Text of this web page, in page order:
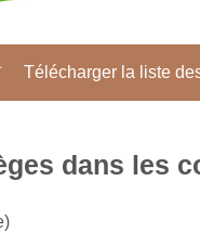
Télécharger la liste
dans les